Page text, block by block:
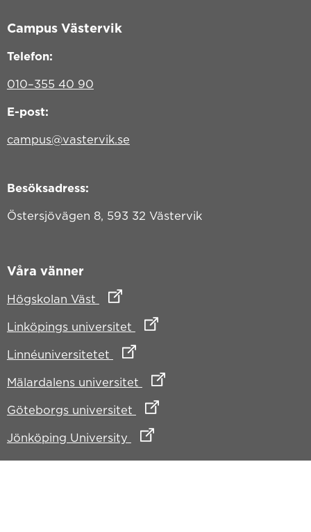
Campus Västervik
Telefon:
010–355 40 90
E-post:
campus@vastervik.se
Besöksadress:
Östersjövägen 8, 593 32 Västervik
Våra vänner
Högskolan Väst Länk till annan webbplats
Linköpings universitet Länk till annan webbplats
Linnéuniversitetet Länk till annan webbplats
Mälardalens universitet Länk till annan webbplats
Göteborgs universitet Länk till annan webbplats
Jönköping University Länk till annan webbplats